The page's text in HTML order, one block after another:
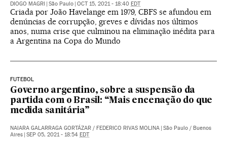
DIOGO MAGRI São Paulo OCT 15, 2021 - 18:40 EDT
Criada por João Havelange em 1979, CBFS se afundou em
denúncias de corrupção, greves e dívidas nos últimos
anos, numa crise que culminou na eliminação inédita para
a Argentina na Copa do Mundo
FUTEBOL
Governo argentino, sobre a suspensão da
partida com o Brasil: “Mais encenação do que
medida sanitária”
NAIARA GALARRAGA GORTÁZAR / FEDERICO RIVAS MOLINA São Paulo / Buenos
Aires SEP 05, 2021 - 18:54 EDT